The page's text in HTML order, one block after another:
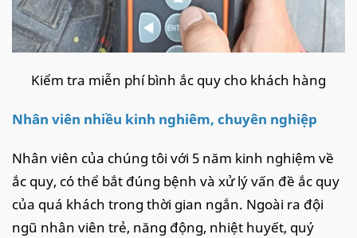
Kiểm tra miễn phí bình ắc quy cho khách hàng
Nhân viên nhiều kinh nghiêm, chuyên nghiệp
Nhân viên của chúng tôi với 5 năm kinh nghiệm về
ắc quy, có thể bắt đúng bệnh và xử lý vấn đề ắc quy
của quá khách trong thời gian ngắn. Ngoài ra đội
ngũ nhân viên trẻ, năng động, nhiệt huyết, quý